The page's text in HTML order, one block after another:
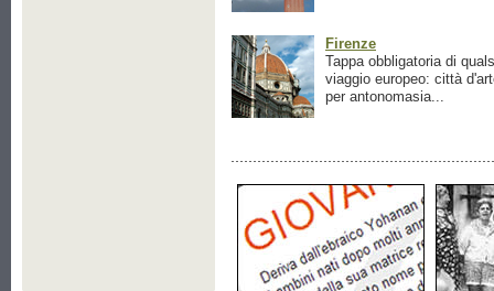
Firenze
Tappa obbligatoria di
viaggio europeo: città
per antonomasia...